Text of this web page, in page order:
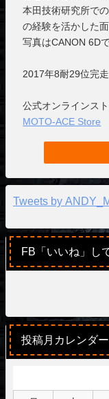
本田技術研究所で
の経験を活かした
写真はCANON 6D
2017年8耐29位完
公式オンラインスト
MOTO-ACE Store
Tweets by
FB「いいね」し
投稿月カレンダー